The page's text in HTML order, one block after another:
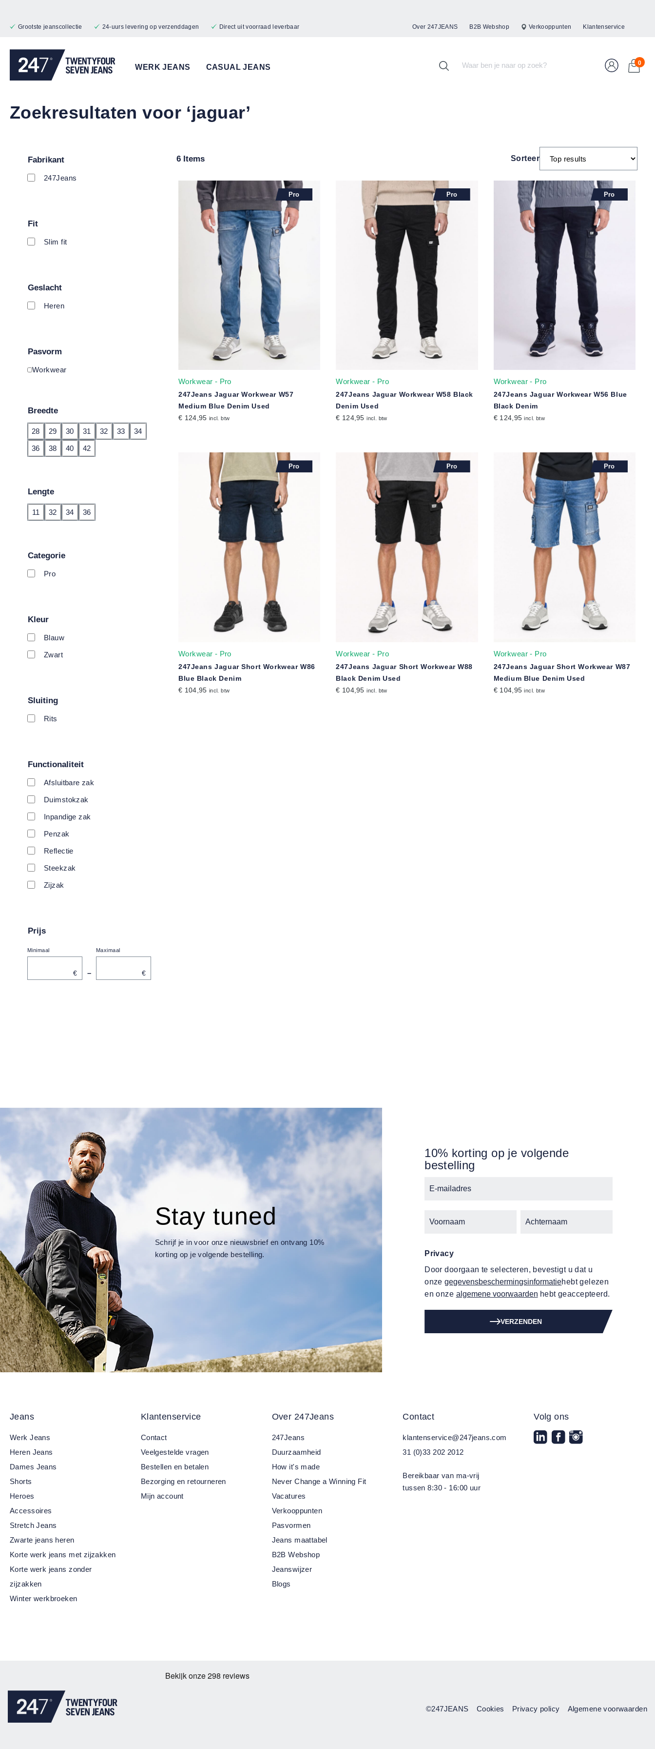
Grootste jeanscollectie 24-uurs levering op verzenddagen Direct uit voorraad leverbaar Over 247JEANS B2B Webshop Verkooppunten Klantenservice
WERK JEANS CASUAL JEANS
0
Zoekresultaten voor ‘jaguar’
Fabrikant
247Jeans
Fit
Slim fit
Geslacht
Heren
Pasvorm
Workwear
Breedte
28 29 30 31 32 33 34
36 38 40 42
Lengte
11 32 34 36
Categorie
Pro
Kleur
Blauw
Zwart
Sluiting
Rits
Functionaliteit
Afsluitbare zak
Duimstokzak
Inpandige zak
Penzak
Reflectie
Steekzak
Zijzak
Prijs
Minimaal
€ –
Maximaal
€
6 Items Sorteer
Pro
Workwear - Pro
247Jeans Jaguar Workwear W57
Medium Blue Denim Used
€ 124,95 incl. btw
Pro
Workwear - Pro
247Jeans Jaguar Workwear W58 Black
Denim Used
€ 124,95incl. btw
Pro
Workwear - Pro
247Jeans Jaguar Workwear W56 Blue
Black Denim
€ 124,95incl. btw
Pro
Workwear - Pro
247Jeans Jaguar Short Workwear W86
Blue Black Denim
€ 104,95 incl. btw
Pro
Workwear - Pro
247Jeans Jaguar Short Workwear W88
Black Denim Used
€ 104,95incl. btw
Pro
Workwear - Pro
247Jeans Jaguar Short Workwear W87
Medium Blue Denim Used
€ 104,95incl. btw
Stay tuned
Schrijf je in voor onze nieuwsbrief en ontvang 10%
korting op je volgende bestelling.
10% korting op je volgende
bestelling
Privacy
Door doorgaan te selecteren, bevestigt u dat u
onzegegevensbeschermingsinformatiehebt gelezen
en onze algemene voorwaarden hebt geaccepteerd.
VERZENDEN
Jeans
Werk Jeans
Heren Jeans
Dames Jeans
Shorts
Heroes
Accessoires
Stretch Jeans
Zwarte jeans heren
Korte werk jeans met zijzakken
Korte werk jeans zonder
zijzakken
Winter werkbroeken
Klantenservice
Contact
Veelgestelde vragen
Bestellen en betalen
Bezorging en retourneren
Mijn account
Over 247Jeans
247Jeans
Duurzaamheid
How it's made
Never Change a Winning Fit
Vacatures
Verkooppunten
Pasvormen
Jeans maattabel
B2B Webshop
Jeanswijzer
Blogs
Contact
klantenservice@247jeans.com
31 (0)33 202 2012
Bereikbaar van ma-vrij
tussen 8:30 - 16:00 uur
Volg ons
©247JEANS Cookies Privacy policy Algemene voorwaarden